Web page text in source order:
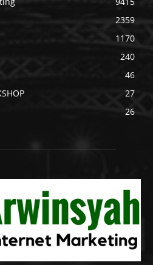
2359
1170
240
46
27
26